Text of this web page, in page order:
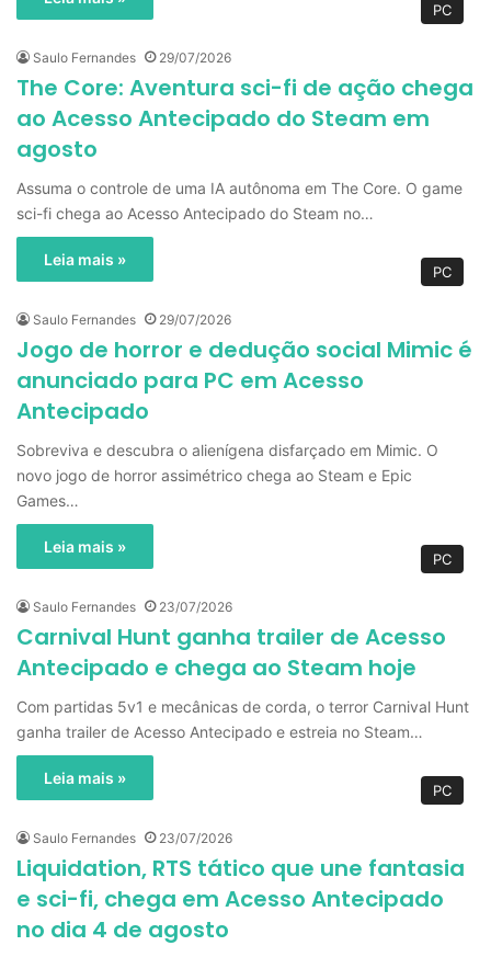
PC
Saulo Fernandes 29/07/2026
The Core: Aventura sci-fi de ação chega
ao Acesso Antecipado do Steam em
agosto
Assuma o controle de uma IA autônoma em The Core. O game
sci-fi chega ao Acesso Antecipado do Steam no…
Leia mais »
PC
Saulo Fernandes 29/07/2026
Jogo de horror e dedução social Mimic é
anunciado para PC em Acesso
Antecipado
Sobreviva e descubra o alienígena disfarçado em Mimic. O
novo jogo de horror assimétrico chega ao Steam e Epic
Games…
Leia mais »
PC
Saulo Fernandes 23/07/2026
Carnival Hunt ganha trailer de Acesso
Antecipado e chega ao Steam hoje
Com partidas 5v1 e mecânicas de corda, o terror Carnival Hunt
ganha trailer de Acesso Antecipado e estreia no Steam…
Leia mais »
PC
Saulo Fernandes 23/07/2026
Liquidation, RTS tático que une fantasia
e sci-fi, chega em Acesso Antecipado
no dia 4 de agosto